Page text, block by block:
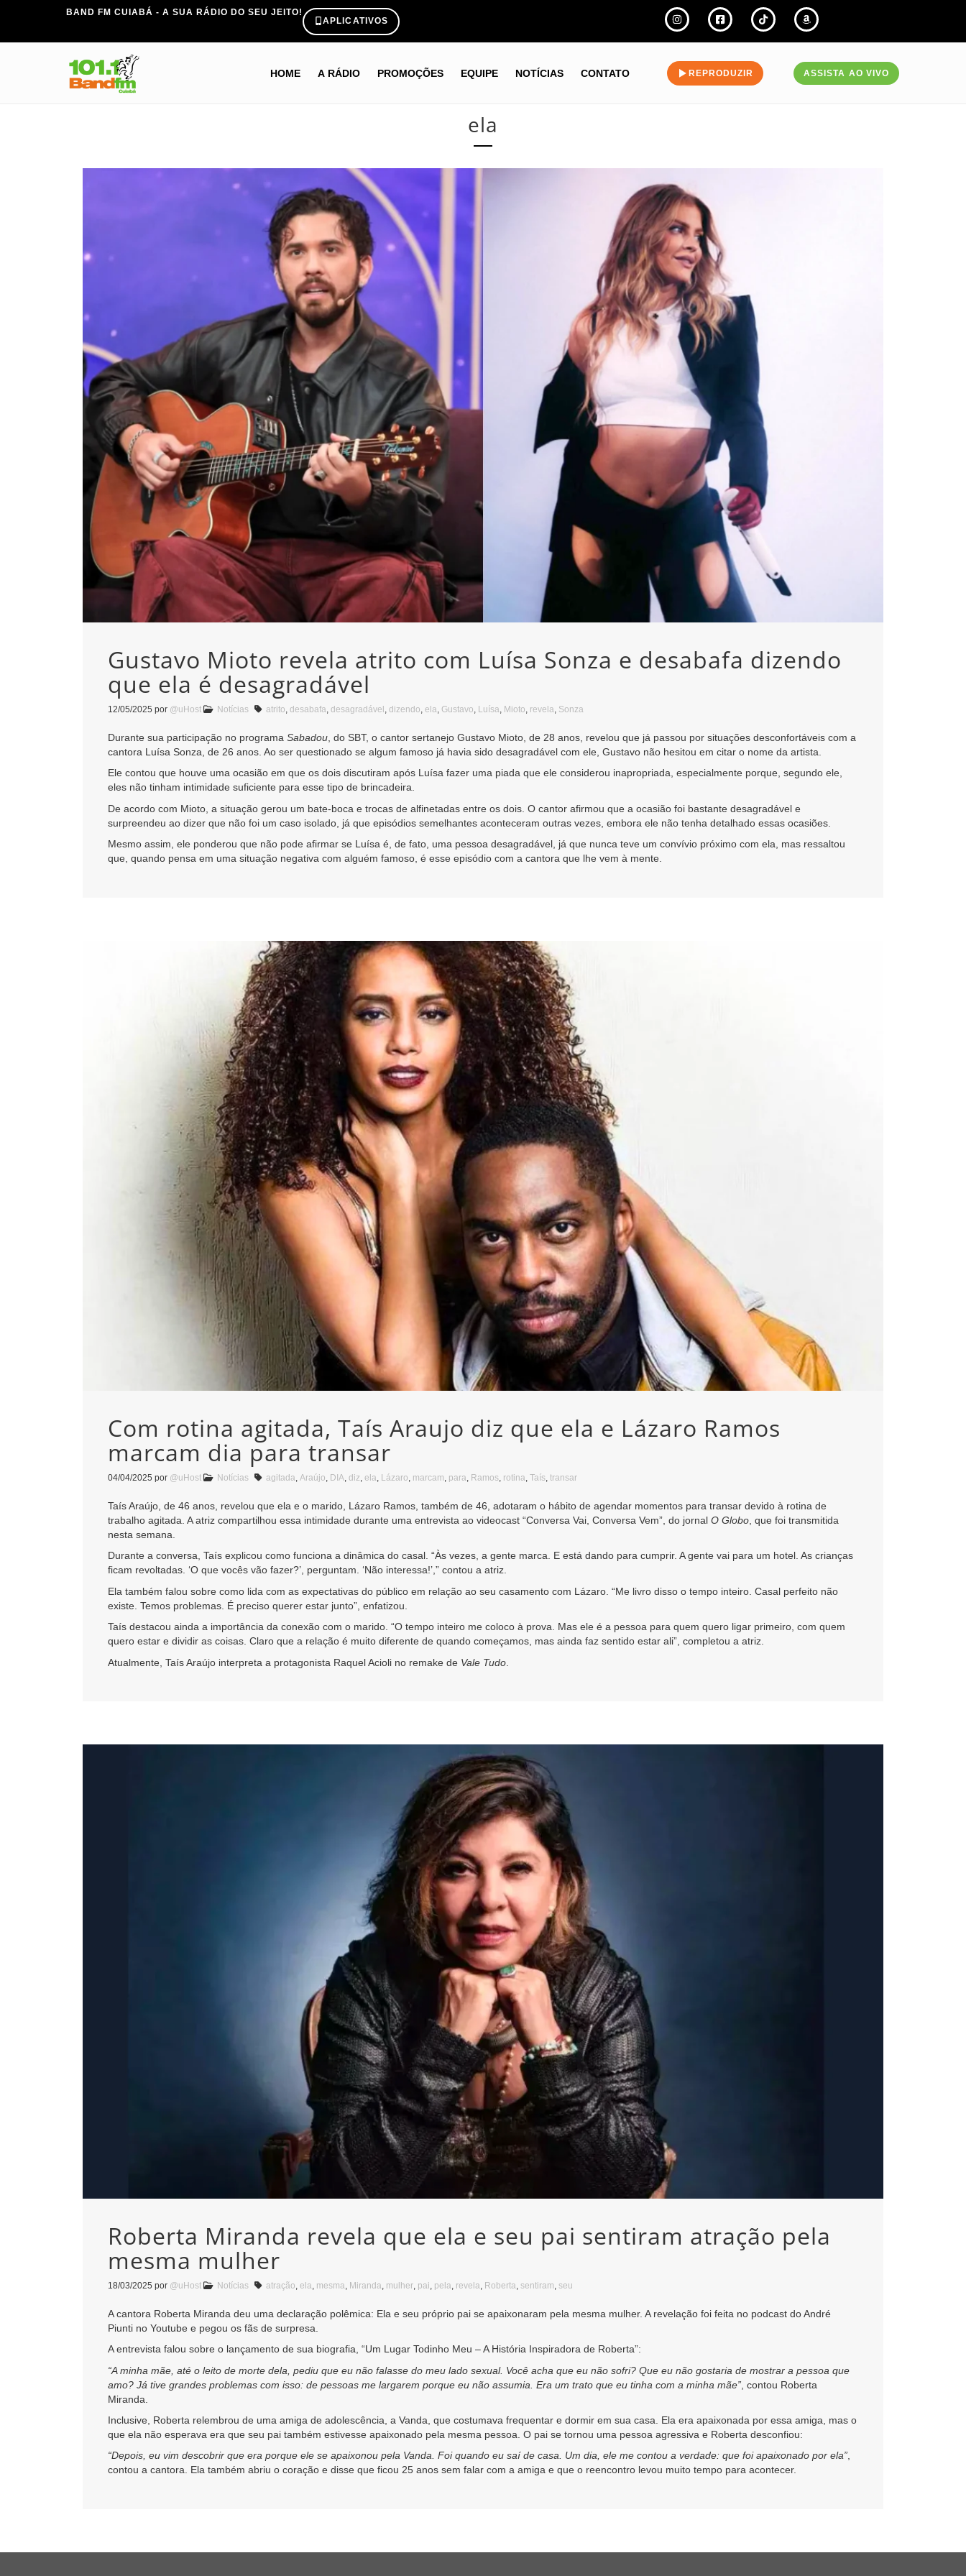
BAND FM CUIABÁ - A SUA RÁDIO DO SEU JEITO!
APLICATIVOS
HOME A RÁDIO PROMOÇÕES EQUIPE NOTÍCIAS CONTATO REPRODUZIR ASSISTA AO VIVO
ela
Gustavo Mioto revela atrito com Luísa Sonza e desabafa dizendo
que ela é desagradável
12/05/2025 por @uHost Notícias atrito desabafa desagradável dizendo ela Gustavo Luísa Mioto revela Sonza
Durante sua participação no programa Sabadou , do SBT, o cantor sertanejo Gustavo Mioto, de 28 anos, revelou que já passou por situações desconfortáveis com a
cantora Luísa Sonza, de 26 anos. Ao ser questionado se algum famoso já havia sido desagradável com ele, Gustavo não hesitou em citar o nome da artista.
Ele contou que houve uma ocasião em que os dois discutiram após Luísa fazer uma piada que ele considerou inapropriada, especialmente porque, segundo ele,
eles não tinham intimidade suficiente para esse tipo de brincadeira.
De acordo com Mioto, a situação gerou um bate-boca e trocas de alfinetadas entre os dois. O cantor afirmou que a ocasião foi bastante desagradável e
surpreendeu ao dizer que não foi um caso isolado, já que episódios semelhantes aconteceram outras vezes, embora ele não tenha detalhado essas ocasiões.
Mesmo assim, ele ponderou que não pode afirmar se Luísa é, de fato, uma pessoa desagradável, já que nunca teve um convívio próximo com ela, mas ressaltou
que, quando pensa em uma situação negativa com alguém famoso, é esse episódio com a cantora que lhe vem à mente.
Com rotina agitada, Taís Araujo diz que ela e Lázaro Ramos
marcam dia para transar
04/04/2025 por @uHost Notícias agitada, Araújo, DIA, diz, ela, Lázaro, marcam, para, Ramos, rotina, Taís, transar
Taís Araújo, de 46 anos, revelou que ela e o marido, Lázaro Ramos, também de 46, adotaram o hábito de agendar momentos para transar devido à rotina de
trabalho agitada. A atriz compartilhou essa intimidade durante uma entrevista ao videocast “Conversa Vai, Conversa Vem”, do jornal O Globo , que foi transmitida
nesta semana.
Durante a conversa, Taís explicou como funciona a dinâmica do casal. “Às vezes, a gente marca. E está dando para cumprir. A gente vai para um hotel. As crianças
ficam revoltadas. ‘O que vocês vão fazer?’, perguntam. ‘Não interessa!’,” contou a atriz.
Ela também falou sobre como lida com as expectativas do público em relação ao seu casamento com Lázaro. “Me livro disso o tempo inteiro. Casal perfeito não
existe. Temos problemas. É preciso querer estar junto”, enfatizou.
Taís destacou ainda a importância da conexão com o marido. “O tempo inteiro me coloco à prova. Mas ele é a pessoa para quem quero ligar primeiro, com quem
quero estar e dividir as coisas. Claro que a relação é muito diferente de quando começamos, mas ainda faz sentido estar ali”, completou a atriz.
Atualmente, Taís Araújo interpreta a protagonista Raquel Acioli no remake de Vale Tudo
Roberta Miranda revela que ela e seu pai sentiram atração pela
mesma mulher
18/03/2025 por @uHost Notícias atração ela mesma Miranda mulher pai pela revela Roberta sentiram seu
A cantora Roberta Miranda deu uma declaração polêmica: Ela e seu próprio pai se apaixonaram pela mesma mulher. A revelação foi feita no podcast do André
Piunti no Youtube e pegou os fãs de surpresa.
A entrevista falou sobre o lançamento de sua biografia, “Um Lugar Todinho Meu – A História Inspiradora de Roberta”:
“A minha mãe, até o leito de morte dela, pediu que eu não falasse do meu lado sexual. Você acha que eu não sofri? Que eu não gostaria de mostrar a pessoa que
amo? Já tive grandes problemas com isso: de pessoas me largarem porque eu não assumia. Era um trato que eu tinha com a minha mãe” , contou Roberta
Miranda.
Inclusive, Roberta relembrou de uma amiga de adolescência, a Vanda, que costumava frequentar e dormir em sua casa. Ela era apaixonada por essa amiga, mas o
que ela não esperava era que seu pai também estivesse apaixonado pela mesma pessoa. O pai se tornou uma pessoa agressiva e Roberta desconfiou:
“Depois, eu vim descobrir que era porque ele se apaixonou pela Vanda. Foi quando eu saí de casa. Um dia, ele me contou a verdade: que foi apaixonado por ela”,
contou a cantora. Ela também abriu o coração e disse que ficou 25 anos sem falar com a amiga e que o reencontro levou muito tempo para acontecer.